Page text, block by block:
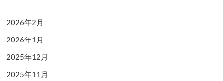
2026年2月
2026年1月
2025年12月
2025年11月